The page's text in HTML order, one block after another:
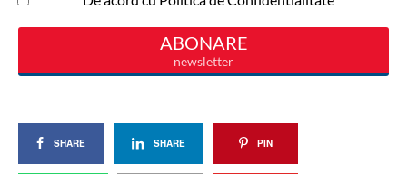
SHARE SHARE PIN